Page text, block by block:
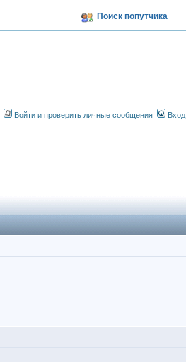
Поиск попутчика
Войти и проверить личные сообщения Вход